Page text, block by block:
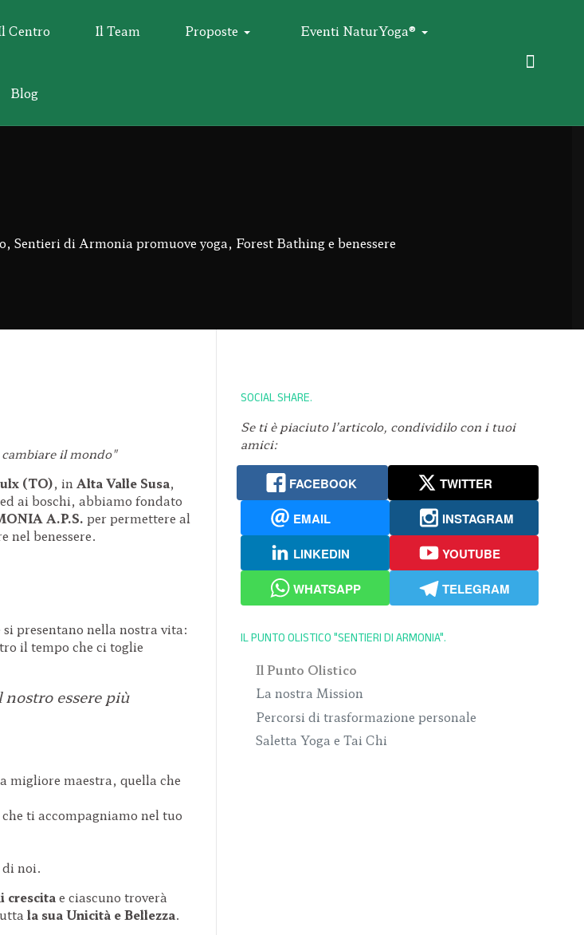
Centro Il Team Proposte Eventi NaturYoga®
Blog
di Armonia promuove yoga, Forest Bathing e benessere
il mondo"
(TO), in Alta Valle Susa,
ai boschi, abbiamo fondato
A.P.S. per permettere al
nel benessere.
presentano nella nostra vita:
il tempo che ci toglie
essere più
migliore maestra, quella che
che ti accompagniamo nel tuo
di noi.
crescitae ciascuno troverà
la sua Unicità e Bellezza.
SOCIAL SHARE
Se ti è piaciuto l’articolo, condividilo con i tuoi
amici:
FACEBOOK
TWITTER
EMAIL
INSTAGRAM
LINKEDIN
YOUTUBE
WHATSAPP
TELEGRAM
IL PUNTO OLISTICO "SENTIERI DI ARMONIA"
Il Punto Olistico
La nostra Mission
Percorsi di trasformazione personale
Saletta Yoga e Tai Chi